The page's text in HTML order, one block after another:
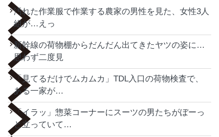
汚れた作業服で作業する農家の男性を見た、女性3人
組が…えっ
新幹線の荷物棚からだんだん出てきたヤツの姿に…
思わず二度見
「見てるだけでムカムカ」TDL入口の荷物検査で、
ある一家が…
「イラッ」惣菜コーナーにスーツの男たちがぼーっ
と立っていて…